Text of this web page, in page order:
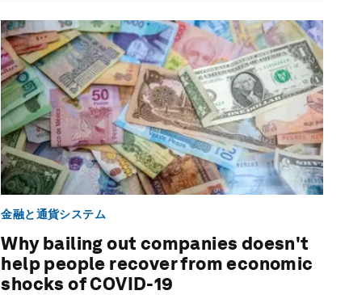
金融と通貨システム
Why bailing out companies doesn't
help people recover from economic
shocks of COVID-19